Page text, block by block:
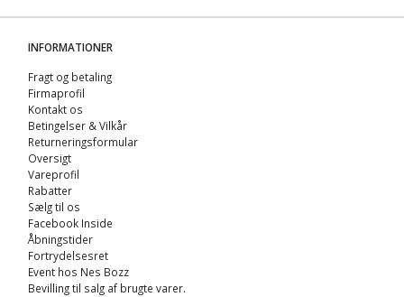
INFORMATIONER
Fragt og betaling
Firmaprofil
Kontakt os
Betingelser & Vilkår
Returneringsformular
Oversigt
Vareprofil
Rabatter
Sælg til os
Facebook Inside
Åbningstider
Fortrydelsesret
Event hos Nes Bozz
Bevilling til salg af brugte varer.